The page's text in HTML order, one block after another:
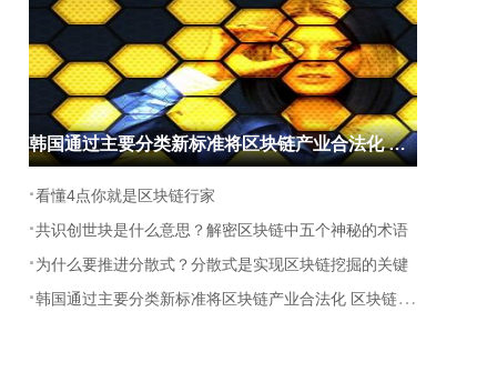
韩国通过主要分类新标准将区块链产业合法化 区块链最新消息
·看懂4点你就是区块链行家
·共识创世块是什么意思？解密区块链中五个神秘的术语
·为什么要推进分散式？分散式是实现区块链挖掘的关键
·韩国通过主要分类新标准将区块链产业合法化 区块链最新消息